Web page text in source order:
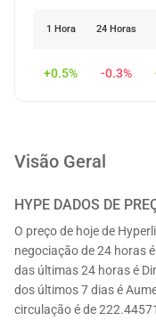
1 Hora 24 Horas
+0.5% -0.3%
Visão Geral
HYPE DADOS DE
O preço de hoje de
negociação de 24 horas
das últimas 24 horas é
dos últimos 7 dias é
circulação é de